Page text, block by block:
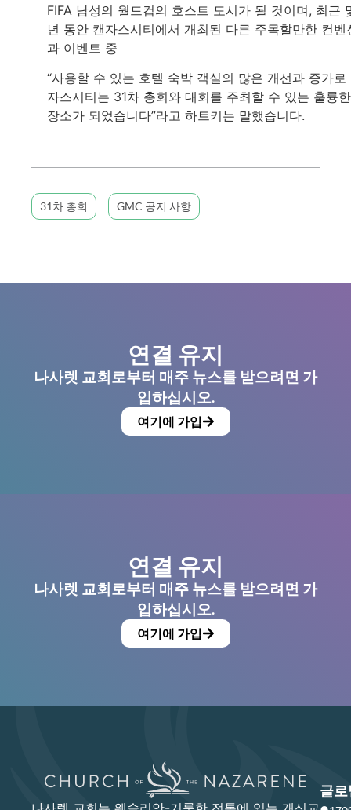
FIFA 남성의 월드컵의 호스트 도시가 될 것이며, 최근
년 동안 캔자스시티에서 개최된 다른 주목할만한 컨벤
과 이벤트 중
“사용할 수 있는 호텔 숙박 객실의 많은 개선과 증가로
자스시티는 31차 총회와 대회를 주최할 수 있는 훌륭한
장소가 되었습니다”라고 하트키는 말했습니다.
31차 총회 GMC 공지 사항
연결 유지
나사렛 교회로부터 매주 뉴스를 받으려면 가
입하십시오.
여기에 가입
연결 유지
나사렛 교회로부터 매주 뉴스를 받으려면 가
입하십시오.
여기에 가입
글로